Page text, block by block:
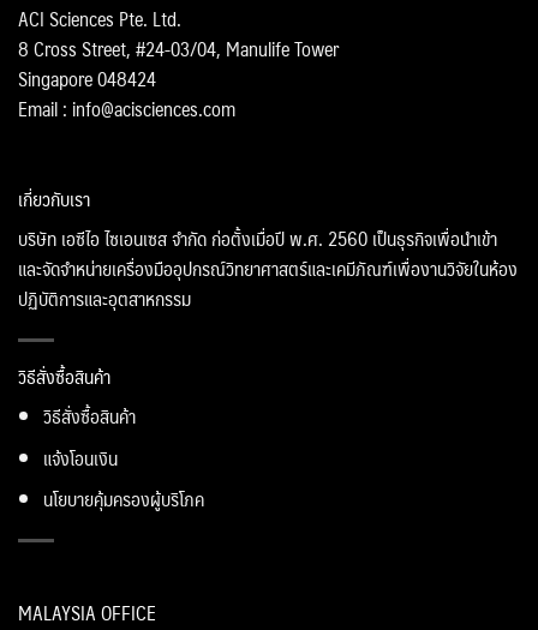
ACI Sciences Pte. Ltd.
8 Cross Street, #24-03/04, Manulife Tower
Singapore 048424
Email : info@acisciences.com
MALAYSIA OFFICE
เกี่ยวกับเรา
บริษัท เอซีไอ ไซเอนเซส จำกัด ก่อตั้งเมื่อปี พ.ศ. 2560 เป็นธุรกิจเพื่อนำเข้า
และจัดจำหน่ายเครื่องมืออุปกรณ์วิทยาศาสตร์และเคมีภัณฑ์เพื่องานวิจัยในห้อง
ปฏิบัติการและอุตสาหกรรม
วิธีสั่งซื้อสินค้า
วิธีสั่งซื้อสินค้า
แจ้งโอนเงิน
นโยบายคุ้มครองผู้บริโภค